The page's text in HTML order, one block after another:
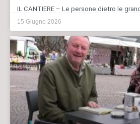
IL CANTIERE – Le persone dietro le
15 Giugno 2026